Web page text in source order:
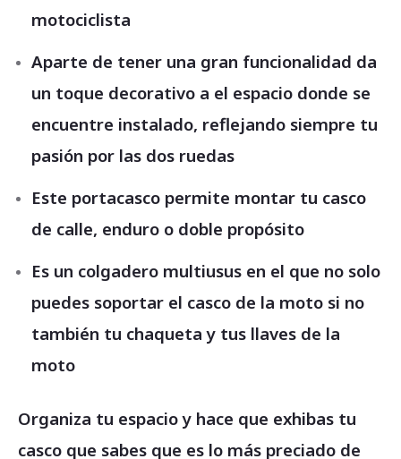
motociclista
Aparte de tener una gran funcionalidad da
un toque decorativo a el espacio donde se
encuentre instalado, reflejando siempre tu
pasión por las dos ruedas
Este portacasco permite montar tu casco
de calle, enduro o doble propósito
Es un colgadero multiusus en el que no solo
puedes soportar el casco de la moto si no
también tu chaqueta y tus llaves de la
moto
Organiza tu espacio y hace que exhibas tu
casco que sabes que es lo más preciado de